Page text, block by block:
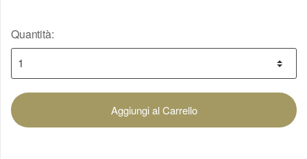
Quantità:
Aggiungi al Carrello